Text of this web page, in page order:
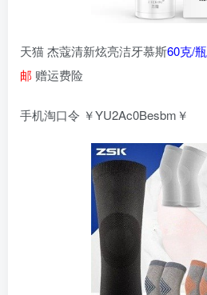
天猫 杰蔻清新炫亮洁牙慕斯60克/瓶
邮 赠运费险
手机淘口令 ￥YU2Ac0Besbm￥